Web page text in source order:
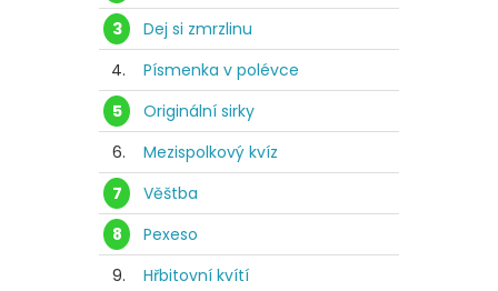
3
Dej si zmrzlinu
4.
Písmenka v polévce
5
Originální sirky
6.
Mezispolkový kvíz
7
Věštba
8
Pexeso
9.
Hřbitovní kvítí